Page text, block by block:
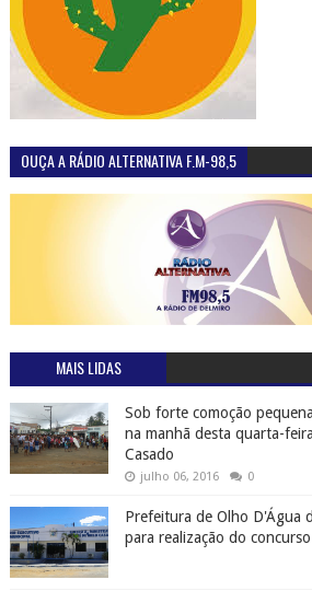
OUÇA A RÁDIO ALTERNATIVA F.M-98,5
MAIS LIDAS
Sob forte comoção
na manhã desta quarta-
Casado
julho 06, 2016 0
Prefeitura de Olho D'Água
para realização do